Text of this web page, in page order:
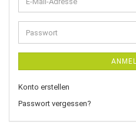
Mail-
Adresse
Passwort
Konto erstellen
Passwort vergessen?